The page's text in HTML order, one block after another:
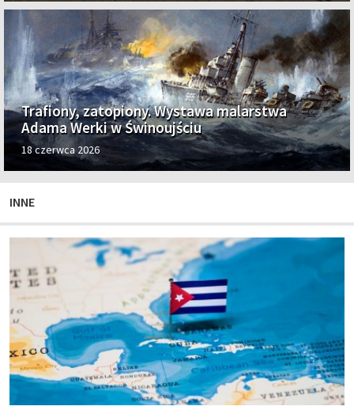
Trafiony, zatopiony. Wystawa malarstwa
Adama Werki w Świnoujściu
18 czerwca 2026
INNE